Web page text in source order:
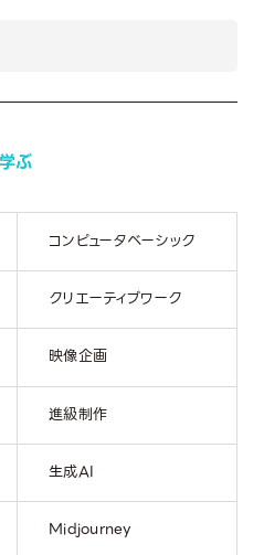
ぶ
コンピュータベーシック
クリエーティブワーク
映像企画
進級制作
生成AI
Midjourney